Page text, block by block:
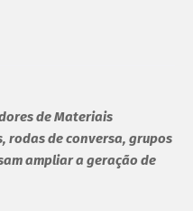
de Materiais
rodas de conversa, grupos
ampliar a geração de